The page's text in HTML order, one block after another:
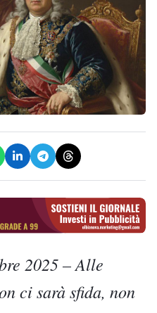
2025 –Alle
ci sarà sfida, non